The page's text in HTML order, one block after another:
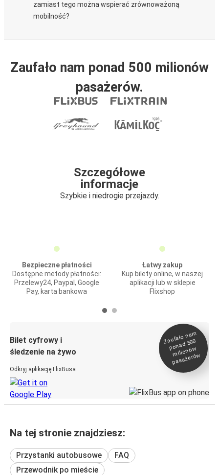
zamiast tego można wspierać zrównoważoną
mobilność?
Zaufało nam ponad 500 milionów
pasażerów.
Szczegółowe
informacje
Szybkie i niedrogie przejazdy.
Bezpieczne płatności
Dostępne metody płatności:
Przelewy24, Paypal, Google
Pay, karta bankowa
Łatwy zakup
Kup bilety online, w naszej
aplikacji lub w sklepie
Flixshop
Bilet cyfrowy i
śledzenie na żywo
Odkryj aplikację FlixBusa
Zaufało na
m
ponad 500
milionó
w
pasażeró
w
Na tej stronie znajdziesz:
Przystanki autobusowe
FAQ
Przewodnik po mieście